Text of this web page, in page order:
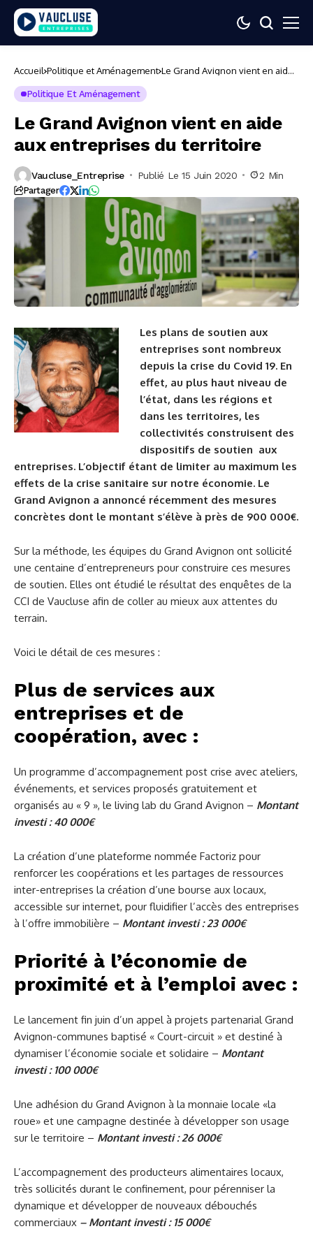
Accueil Politique et Aménagement Le Grand Avignon vient en aide
Politique Et Aménagement
Le Grand Avignon vient en aide
aux entreprises du territoire
Vaucluse_Entreprise Publié Le 15 Juin 2020 2 Min
Partager
Les plans de soutien aux
entreprises sont nombreux
depuis la crise du Covid 19. En
effet, au plus haut niveau de
l’état, dans les régions et
dans les territoires, les
collectivités construisent des
dispositifs de soutien aux
entreprises. L’objectif étant de limiter au maximum les
effets de la crise sanitaire sur notre économie. Le
Grand Avignon a annoncé récemment des mesures
concrètes dont le montant s’élève à près de 900 000€.
Sur la méthode, les équipes du Grand Avignon ont sollicité
une centaine d’entrepreneurs pour construire ces mesures
de soutien. Elles ont étudié le résultat des enquêtes de la
CCI de Vaucluse afin de coller au mieux aux attentes du
terrain.
Voici le détail de ces mesures :
Plus de services aux
entreprises et de
coopération, avec :
Un programme d’accompagnement post crise avec ateliers,
événements, et services proposés gratuitement et
organisés au « 9 », le living lab du Grand Avignon – Montant
investi : 40 000€
La création d’une plateforme nommée Factoriz pour
renforcer les coopérations et les partages de ressources
inter-entreprises la création d’une bourse aux locaux,
accessible sur internet, pour fluidifier l’accès des entreprises
à l’offre immobilière – Montant investi : 23 000€
Priorité à l’économie de
proximité et à l’emploi avec :
Le lancement fin juin d’un appel à projets partenarial Grand
Avignon-communes baptisé « Court-circuit » et destiné à
dynamiser l’économie sociale et solidaire – Montant
investi : 100 000€
Une adhésion du Grand Avignon à la monnaie locale «la
roue» et une campagne destinée à développer son usage
sur le territoire – Montant investi : 26 000€
L’accompagnement des producteurs alimentaires locaux,
très sollicités durant le confinement, pour pérenniser la
dynamique et développer de nouveaux débouchés
commerciaux – Montant investi : 15 000€